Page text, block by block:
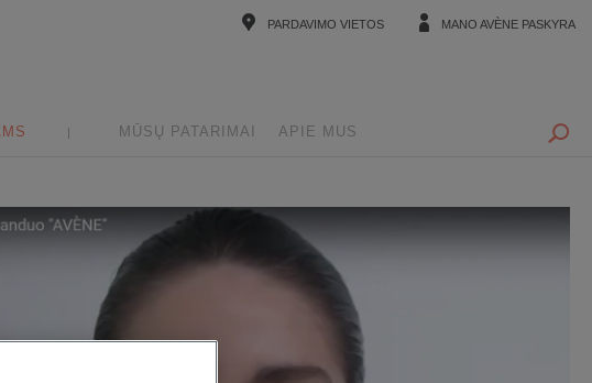
PARDAVIMO VIETOS MANO AVÈNE PASKYRA
MŪSŲ PATARIMAI APIE MUS